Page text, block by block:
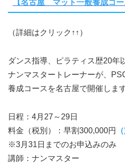
【名古屋 マット一般養成コー
（詳細はクリック↑↑）
ダンス指導、ピラティス歴20年
ナンマスタートレーナーが、
養成コースを名古屋で開催します
日程：4月27～29日
料金（税別）：早割300,000円
※3月31日までのお申込みのみ
講師：ナンマスター